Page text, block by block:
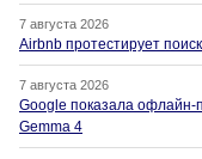
7 августа 2026
Airbnb протестирует
7 августа 2026
Google показала офлайн-
Gemma 4